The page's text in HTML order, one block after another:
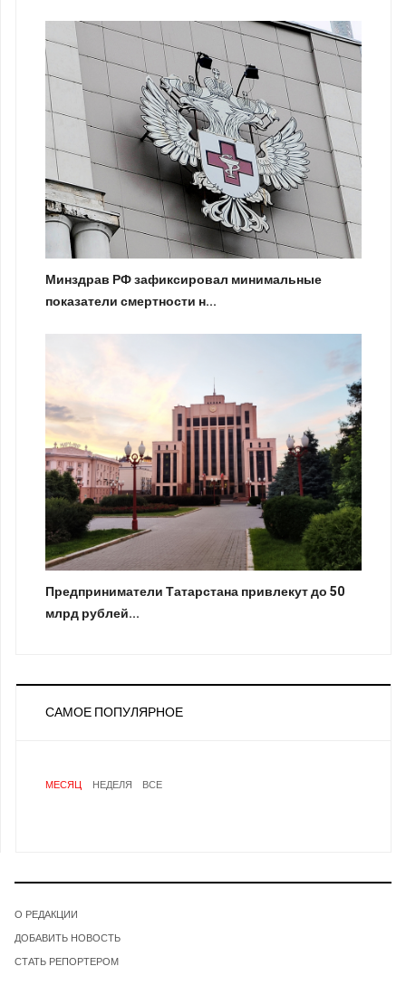
Минздрав РФ зафиксировал минимальные
показатели смертности н...
Предприниматели Татарстана привлекут до 50
млрд рублей...
САМОЕ ПОПУЛЯРНОЕ
МЕСЯЦ НЕДЕЛЯ ВСЕ
О РЕДАКЦИИ
ДОБАВИТЬ НОВОСТЬ
СТАТЬ РЕПОРТЕРОМ